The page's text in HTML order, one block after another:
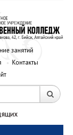
занятий
Контакты